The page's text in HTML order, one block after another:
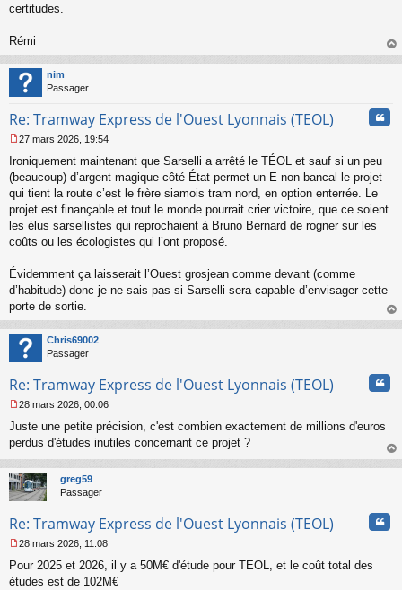
u
certitudes.
Rémi
au
nim
Passager
Re: Tramway Express de l'Ouest Lyonnais (TEOL)
e
s
s
g
e
n
n
l
u
27 mars 2026, 19:54
Ironiquement maintenant que Sarselli a arrêté le TÉOL et sauf si un peu
(beaucoup) d’argent magique côté État permet un E non bancal le projet
qui tient la route c’est le frère siamois tram nord, en option enterrée. Le
projet est finançable et tout le monde pourrait crier victoire, que ce soient
les élus sarsellistes qui reprochaient à Bruno Bernard de rogner sur les
coûts ou les écologistes qui l’ont proposé.
Évidemment ça laisserait l’Ouest grosjean comme devant (comme
d’habitude) donc je ne sais pas si Sarselli sera capable d’envisager cette
porte de sortie.
au
Chris69002
Passager
Re: Tramway Express de l'Ouest Lyonnais (TEOL)
e
s
a
g
e
o
l
u
28 mars 2026, 00:06
Juste une petite précision, c'est combien exactement de millions d'euros
perdus d'études inutiles concernant ce projet ?
au
greg59
Passager
Re: Tramway Express de l'Ouest Lyonnais (TEOL)
e
s
28 mars 2026, 11:08
Pour 2025 et 2026, il y a 50M€ d'étude pour TEOL, et le coût total des
études est de 102M€